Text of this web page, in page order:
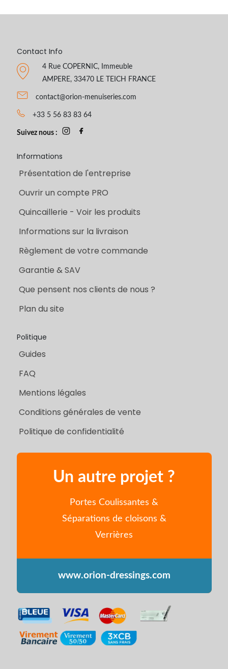
Contact Info
4 Rue COPERNIC, Immeuble
AMPERE, 33470 LE TEICH FRANCE
contact@orion-menuiseries.com
+33 5 56 83 83 64
Suivez nous :
Informations
Présentation de l'entreprise
Ouvrir un compte PRO
Quincaillerie - Voir les produits
Informations sur la livraison
Règlement de votre commande
Garantie & SAV
Que pensent nos clients de nous ?
Plan du site
Politique
Guides
FAQ
Mentions légales
Conditions générales de vente
Politique de confidentialité
Un autre projet ?
Portes Coulissantes &
Séparations de cloisons &
Verrières
www.orion-dressings.com